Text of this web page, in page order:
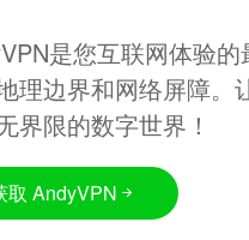
是您互联网体验
理边界和网络屏障。
界限的数字世界！
取 AndyVPN